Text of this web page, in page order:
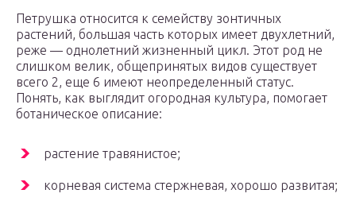
Петрушка относится к семейству зонтичных
растений, большая часть которых имеет двухлетний,
реже — однолетний жизненный цикл. Этот род не
слишком велик, общепринятых видов существует
всего 2, еще 6 имеют неопределенный статус.
Понять, как выглядит огородная культура, помогает
ботаническое описание:
растение травянистое;
корневая система стержневая, хорошо развитая;